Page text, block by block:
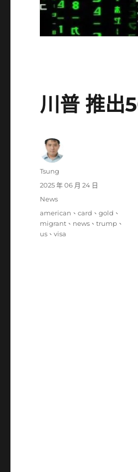
川普 推出
作
Tsung
發
期:
2025 年 06 月 24 日
分
News
標
籤
american 、card 、gold 、
migrant 、 news 、trump 、
us 、visa